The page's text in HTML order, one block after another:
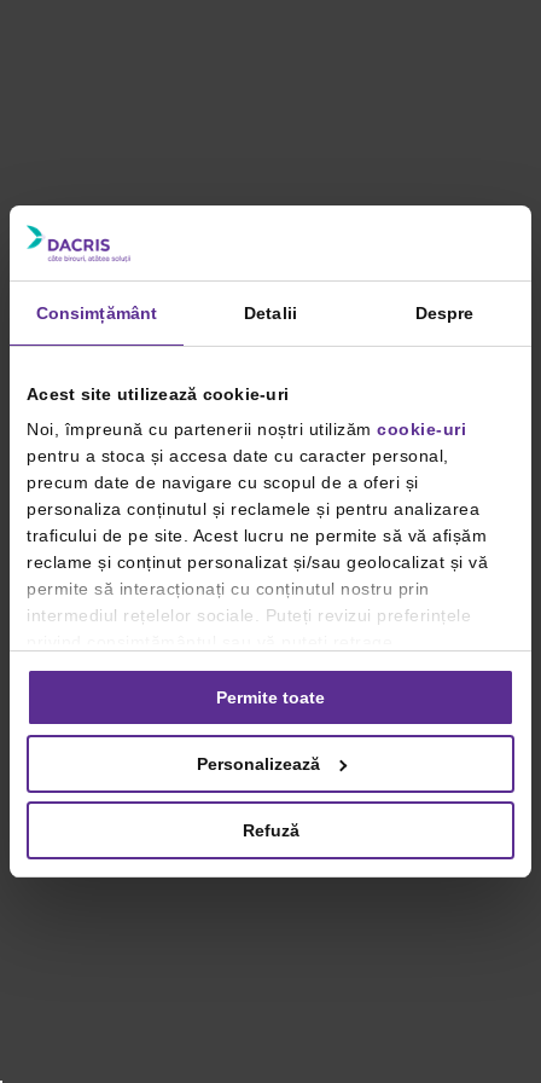
Consimțământ Detalii Despre
Acest site utilizează cookie-uri
Noi, împreună cu partenerii noștri utilizăm cookie-uri
pentru a stoca și accesa date cu caracter personal,
precum date de navigare cu scopul de a oferi și
personaliza conținutul și reclamele și pentru analizarea
traficului de pe site. Acest lucru ne permite să vă afișăm
reclame și conținut personalizat și/sau geolocalizat și vă
permite să interacționați cu conținutul nostru prin
intermediul rețelelor sociale. Puteți revizui preferințele
consimțământul oricând, făcând click pe linkul către
setările dvs. de cookie-uri.
privind utilizarea modulelor cookie.Detalii
Permite toate
Personalizează
Refuză